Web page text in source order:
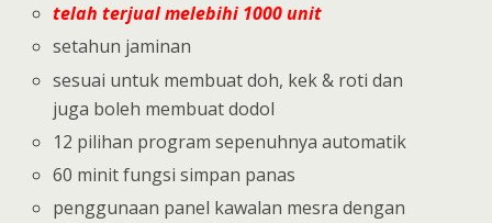
telah terjual melebihi 1000 unit
setahun jaminan
sesuai untuk membuat doh, kek & roti dan
juga boleh membuat dodol
12 pilihan program sepenuhnya automatik
60 minit fungsi simpan panas
penggunaan panel kawalan mesra dengan